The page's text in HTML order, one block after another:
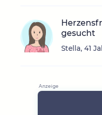
gesucht
Stella, 41